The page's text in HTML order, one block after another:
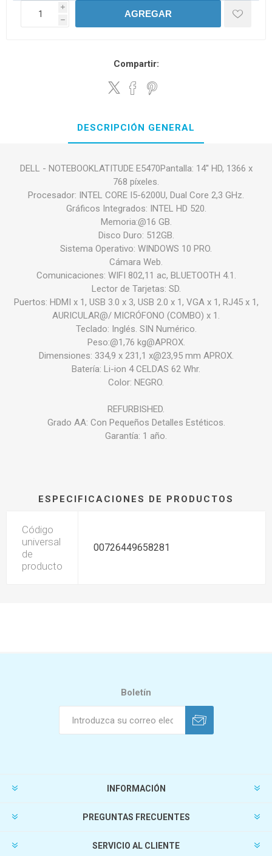
i
h
AGREGAR
Compartir:
DESCRIPCIÓN GENERAL
DELL - NOTEBOOKLATITUDE E5470Pantalla: 14'' HD, 1366 x
768 píxeles.
Procesador: INTEL CORE I5-6200U, Dual Core 2,3 GHz.
Gráficos Integrados: INTEL HD 520.
Memoria:@16 GB.
Disco Duro: 512GB.
Sistema Operativo: WINDOWS 10 PRO.
Cámara Web.
Comunicaciones: WIFI 802,11 ac, BLUETOOTH 4.1.
Lector de Tarjetas: SD.
Puertos: HDMI x 1, USB 3.0 x 3, USB 2.0 x 1, VGA x 1, RJ45 x 1,
AURICULAR@/ MICRÓFONO (COMBO) x 1.
Teclado: Inglés. SIN Numérico.
Peso:@1,76 kg@APROX.
Dimensiones: 334,9 x 231,1 x@23,95 mm APROX.
Batería: Li-ion 4 CELDAS 62 Whr.
Color: NEGRO.
REFURBISHED.
Grado AA: Con Pequeños Detalles Estéticos.
Garantía: 1 año.
ESPECIFICACIONES DE PRODUCTOS
Código
universal
de
producto
00726449658281
Boletín
INFORMACIÓN
PREGUNTAS FRECUENTES
SERVICIO AL CLIENTE